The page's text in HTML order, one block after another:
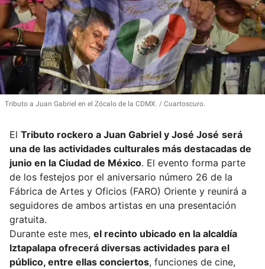
Tributo a Juan Gabriel en el Zócalo de la CDMX. Cuartoscuro.
El Tributo rockero a Juan Gabriel y José José será
una de las actividades culturales más destacadas de
junio en la Ciudad de México. El evento forma parte
de los festejos por el aniversario número 26 de la
Fábrica de Artes y Oficios (FARO) Oriente y reunirá a
seguidores de ambos artistas en una presentación
gratuita.
Durante este mes, el recinto ubicado en la alcaldía
Iztapalapa ofrecerá diversas actividades para el
público, entre ellas conciertos, funciones de cine,